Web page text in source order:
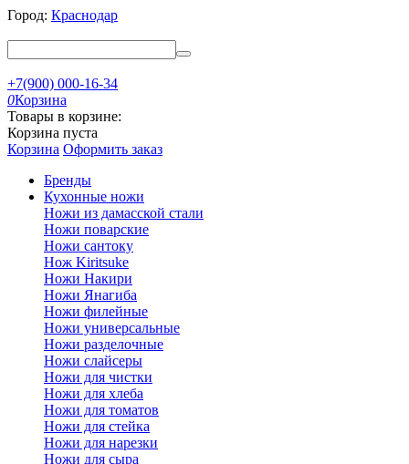
Город: Краснодар
+7(900) 000-16-34
0Корзина
Товары в корзине:
Корзина пуста
Корзина Оформить заказ
Бренды
Кухонные ножи
Ножи из дамасской стали
Ножи поварские
Ножи сантоку
Нож Kiritsuke
Ножи Накири
Ножи Янагиба
Ножи филейные
Ножи универсальные
Ножи разделочные
Ножи слайсеры
Ножи для чистки
Ножи для хлеба
Ножи для томатов
Ножи для стейка
Ножи для нарезки
Ножи для сыра